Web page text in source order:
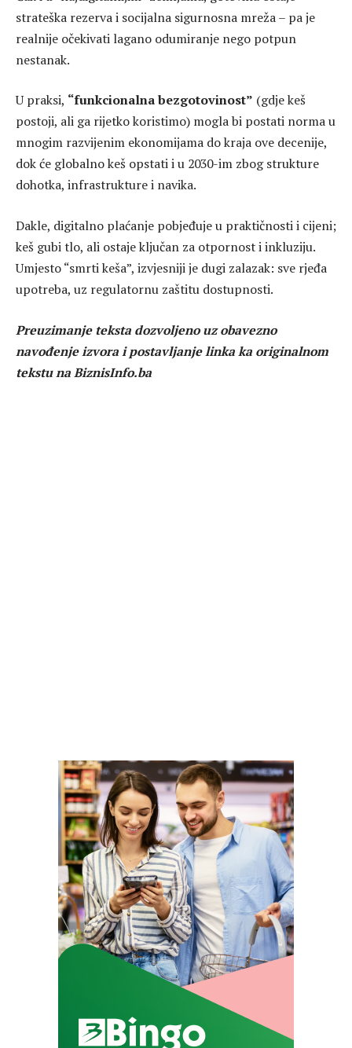
strateška rezerva i socijalna sigurnosna mreža – pa je
realnije očekivati lagano odumiranje nego potpun
nestanak.
U praksi, “funkcionalna bezgotovinost” (gdje keš
postoji, ali ga rijetko koristimo) mogla bi postati norma u
mnogim razvijenim ekonomijama do kraja ove decenije,
dok će globalno keš opstati i u 2030-im zbog strukture
dohotka, infrastrukture i navika.
Dakle, digitalno plaćanje pobjeđuje u praktičnosti i cijeni;
keš gubi tlo, ali ostaje ključan za otpornost i inkluziju.
Umjesto “smrti keša”, izvjesniji je dugi zalazak: sve rjeđa
upotreba, uz regulatornu zaštitu dostupnosti.
Preuzimanje teksta dozvoljeno uz obavezno
navođenje izvora i postavljanje linka ka originalnom
tekstu na BiznisInfo.ba